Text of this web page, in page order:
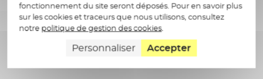
fonctionnement du site seront déposés. Pour en savoir plus
sur les cookies et traceurs que nous utilisons, consultez
notre politique de gestion des cookies.
Personnaliser Accepter